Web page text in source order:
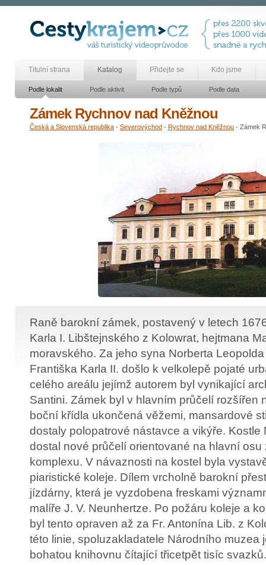
Titulní strana Katalog Přidejte se Kdo jsme
Podle lokalit Podle aktivit Podle typů Podle data
Zámek Rychnov nad Kněžnou
Česká a Slovenská republika - Severovýchod - Rychnov nad Kněžnou - Zámek
Raně barokní zámek, postavený v letech
Karla I. Libštejnského z Kolowrat, hejtmana
moravského. Za jeho syna Norberta
Františka Karla II. došlo k velkolepě pojaté
celého areálu jejímž autorem byl vynikající
Santini. Zámek byl v hlavním průčelí rozšířen
boční křídla ukončená věžemi, mansardové
dostaly polopatrové nástavce a vikýře. Kostle
dostal nové průčelí orientované na hlavní osu
komplexu. V návaznosti na kostel byla
piaristické koleje. Dílem vrcholně barokní
jízdárny, která je vyzdobena freskami
malíře J. V. Neunhertze. Po požáru koleje a
byl tento opraven až za Fr. Antonína Lib. z
této linie, spoluzakladatele Národního muzea
bohatou knihovnu čítající třicetpět tisíc svazků.